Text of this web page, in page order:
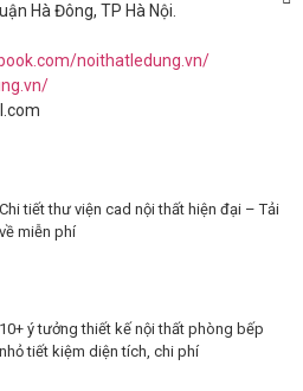
Hà Đông, TP Hà Nội.
noithatledung.vn/
Chi tiết thư viện cad nội thất hiện đại – Tải
về miễn phí
10+ ý tưởng thiết kế nội thất phòng bếp
nhỏ tiết kiệm diện tích, chi phí